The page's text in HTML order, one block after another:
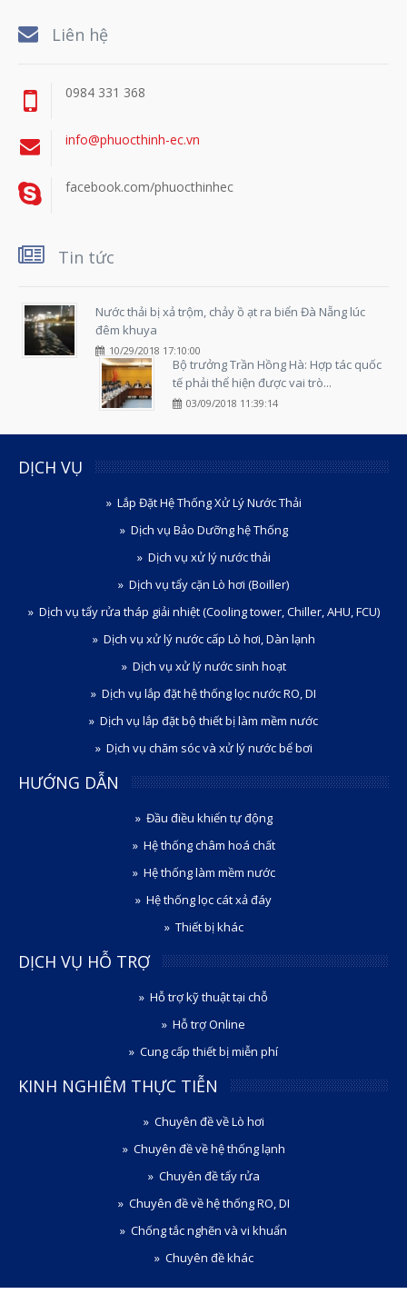
Liên hệ
0984 331 368
info@phuocthinh-ec.vn
facebook.com/phuocthinhec
Tin tức
Nước thải bị xả trộm, chảy ồ ạt ra biển Đà Nẵng lúc
đêm khuya
10/29/2018 17:10:00
Bộ trưởng Trần Hồng Hà: Hợp tác quốc
tế phải thể hiện được vai trò...
03/09/2018 11:39:14
DỊCH VỤ
Lắp Đặt Hệ Thống Xử Lý Nước Thải
Dịch vụ Bảo Dưỡng hệ Thống
Dịch vụ xử lý nước thải
Dịch vụ tẩy cặn Lò hơi (Boiller)
Dịch vụ tẩy rửa tháp giải nhiệt (Cooling tower, Chiller, AHU, FCU)
Dịch vụ xử lý nước cấp Lò hơi, Dàn lạnh
Dịch vụ xử lý nước sinh hoạt
Dịch vụ lắp đặt hệ thống lọc nước RO, DI
Dịch vụ lắp đặt bộ thiết bị làm mềm nước
Dịch vụ chăm sóc và xử lý nước bể bơi
HƯỚNG DẪN
Đầu điều khiển tự động
Hệ thống châm hoá chất
Hệ thống làm mềm nước
Hệ thống lọc cát xả đáy
Thiết bị khác
DỊCH VỤ HỖ TRỢ
Hỗ trợ kỹ thuật tại chỗ
Hỗ trợ Online
Cung cấp thiết bị miễn phí
KINH NGHIÊM THỰC TIỄN
Chuyên đề về Lò hơi
Chuyên đề về hệ thống lạnh
Chuyên đề tẩy rửa
Chuyên đề về hệ thống RO, DI
Chống tắc nghẽn và vi khuẩn
Chuyên đề khác